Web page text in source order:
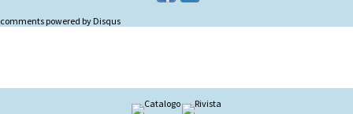
comments powered by Disqus